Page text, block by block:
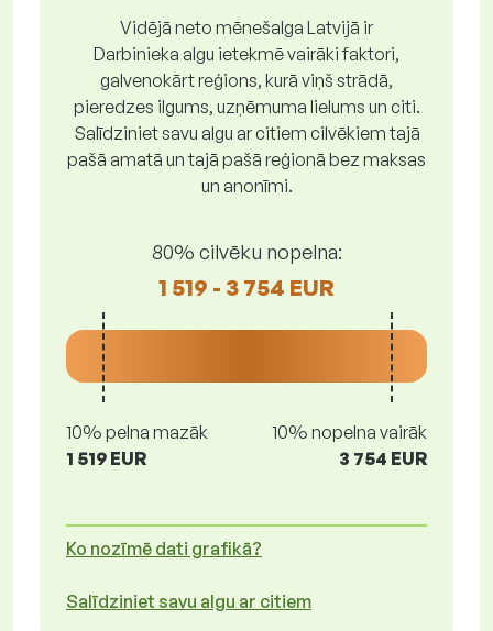
Vidējā neto mēnešalga Latvijā ir
Darbinieka algu ietekmē vairāki faktori,
galvenokārt reģions, kurā viņš strādā,
pieredzes ilgums, uzņēmuma lielums un citi.
Salīdziniet savu algu ar citiem cilvēkiem tajā
pašā amatā un tajā pašā reģionā bez maksas
un anonīmi.
80% cilvēku nopelna:
1 519 - 3 754 EUR
10% pelna mazāk
1 519 EUR
10% nopelna vairāk
3 754 EUR
Ko nozīmē dati grafikā?
Salīdziniet savu algu ar citiem